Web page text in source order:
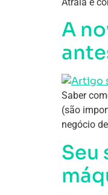
A
Saber
(são
negócio
Seu